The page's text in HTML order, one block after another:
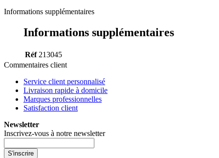
Informations supplémentaires
Informations supplémentaires
Réf 213045
Commentaires client
Service client personnalisé
Livraison rapide à domicile
Marques professionnelles
Satisfaction client
Newsletter
Inscrivez-vous à notre newsletter
S'inscrire